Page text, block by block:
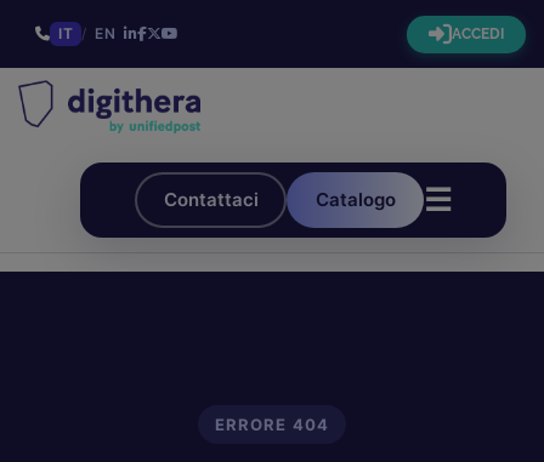
IT / EN ACCEDI
Contattaci Catalogo ☰
ERRORE 404